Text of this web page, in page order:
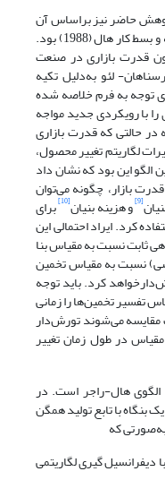
(1995) است که پژوهش حاضر نیز براساس آن
انجام شده است، مطالعه راجر در اصل ادامه و بسط کار هال (1988) بود.
آزمون قدرت بازاری در صنعت
لئو به‌دلیل تکیه
توجه به فرم خلاصه شده
با رویکردی جدید مواجه
حالتی که قدرت بازاری
لگاریتم تغییر محصول،
اصلی راجر (1995) در این الگو این بود که نشان داد
بازار، چگونه می‌توان
[9] و هزینه بنیان[10] برای
کرد. ایراد احتمالی این
ثابت نسبت به مقیاس بنا
نسبت به مقیاس تخمین
کرد. باید توجه
تفسیر تخمین‌ها را زمانی
مقایسه می‌شوند تورش‌دار
در طول زمان تغییر
الگوی هال-راجر است. در
بنگاه با تابع تولید همگن
که
با دیفرانسیل گیری لگاریتمی